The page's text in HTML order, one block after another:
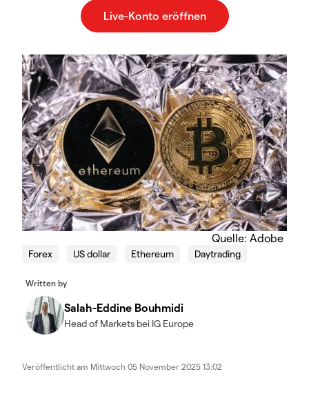
Quelle: Adobe
Forex US dollar Ethereum Daytrading
Written by
Salah-Eddine Bouhmidi
Head of Markets bei IG Europe
Veröffentlicht am Mittwoch 05 November 2025 13:02